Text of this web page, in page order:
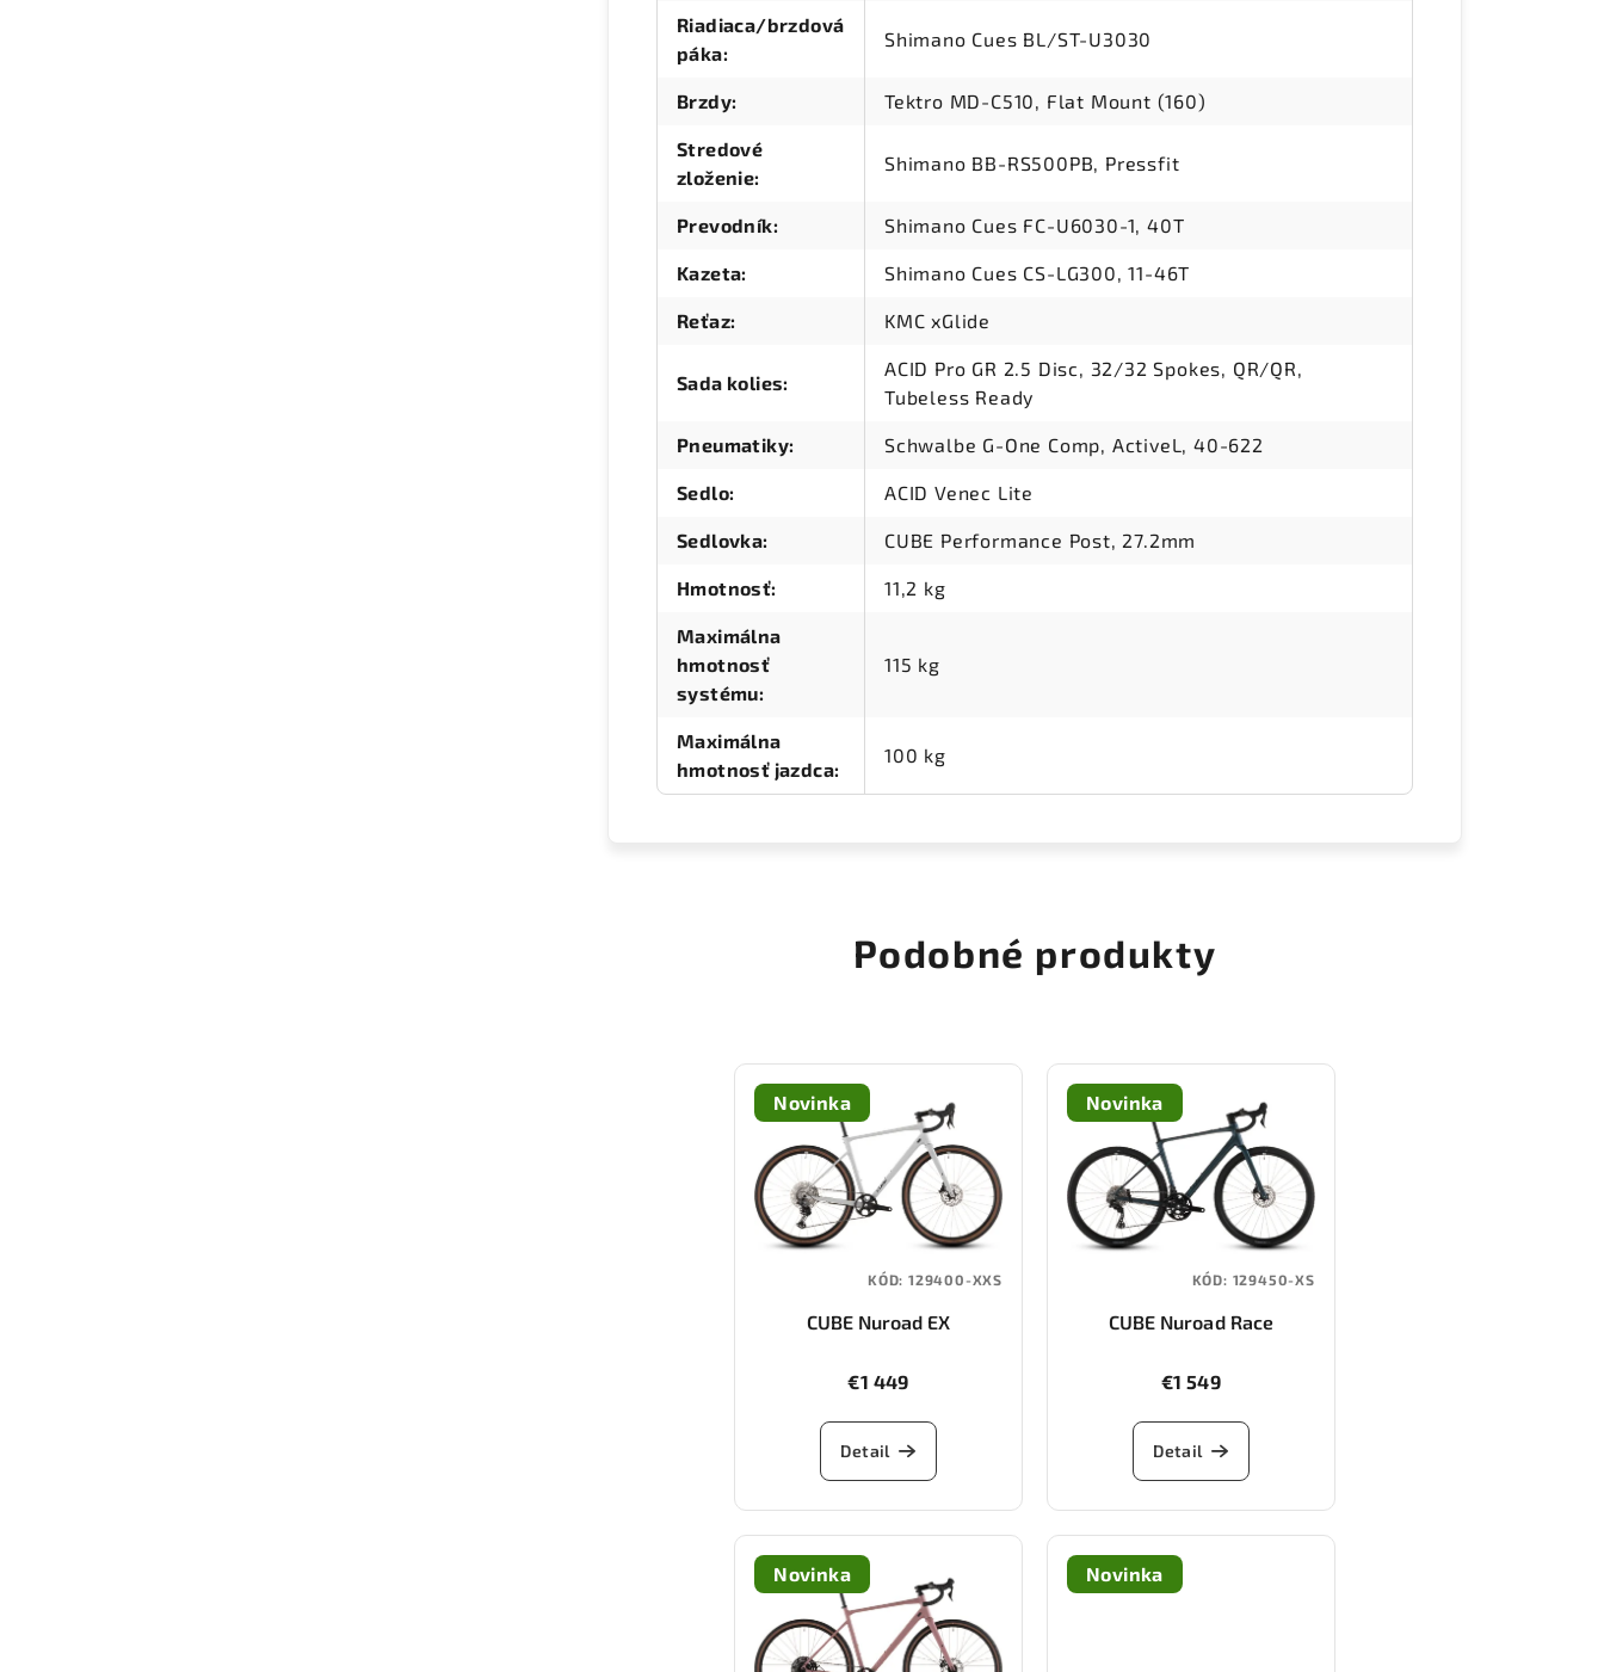
Riadiaca/brzdová
páka:
Shimano Cues BL/ST-U3030
Brzdy: Tektro MD-C510, Flat Mount (160)
Stredové
zloženie:
Shimano BB-RS500PB, Pressfit
Prevodník: Shimano Cues FC-U6030-1, 40T
Kazeta: Shimano Cues CS-LG300, 11-46T
Reťaz: KMC xGlide
Sada kolies:
ACID Pro GR 2.5 Disc, 32/32 Spokes, QR/QR,
Tubeless Ready
Pneumatiky: Schwalbe G-One Comp, ActiveL, 40-622
Sedlo: ACID Venec Lite
Sedlovka: CUBE Performance Post, 27.2mm
Hmotnosť: 11,2 kg
Maximálna
hmotnosť
systému:
115 kg
Maximálna
hmotnosť jazdca:
100 kg
Podobné produkty
Novinka
CUBE Nuroad EX
€1 449
Detail
KÓD: 129400-XXS
Novinka
CUBE Nuroad Race
€1 549
Detail
KÓD: 129450-XS
Novinka Novinka